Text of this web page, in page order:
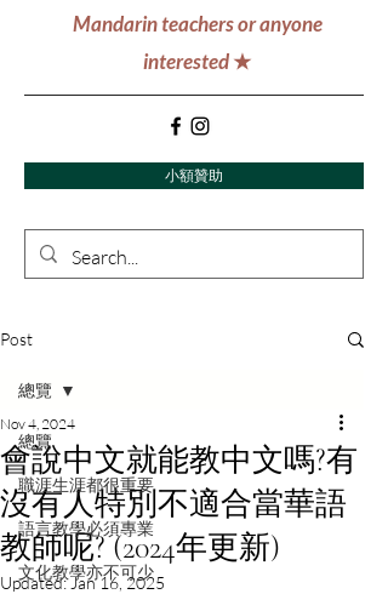
Mandarin teachers or anyone
interested★
小額贊助
Post
總覽
職涯生涯都很重要
語言教學必須專業
文化教學亦不可少
總覽
會說中文就能教中文嗎?有
沒有人特別不適合當華語
教師呢? (2024年更新)
Nov 4, 2024
Updated:Jan 16, 2025